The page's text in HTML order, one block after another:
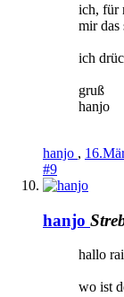
ich, für
mir das
ich
gruß
hanjo
hanjo ,
#9
hanjo
hallo
wo ist